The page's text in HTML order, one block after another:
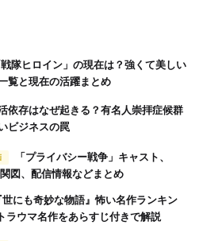
覧と現在の活躍まとめ
ビジネスの罠
図、配信情報などまとめ
ラウマ名作をあらすじ付きで解説